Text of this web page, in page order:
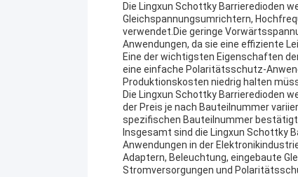
Die Lingxun Schottky Barrieredioden
Gleichspannungsumrichtern,
verwendet.Die geringe
Anwendungen, da sie eine effiziente
Eine der wichtigsten Eigenschaften
eine einfache Polaritätsschutz-
Produktionskosten niedrig halten
Die Lingxun Schottky Barrieredioden
der Preis je nach Bauteilnummer
spezifischen Bauteilnummer
Insgesamt sind die Lingxun Schottky
Anwendungen in der
Adaptern, Beleuchtung, eingebaute
Stromversorgungen und